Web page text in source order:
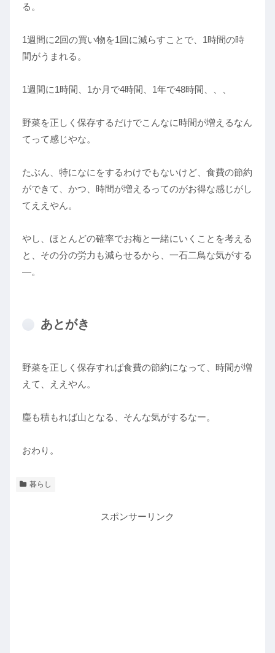
る。
1週間に2回の買い物を1回に減らすことで、1時間の時
間がうまれる。
1週間に1時間、1か月で4時間、1年で48時間、、、
野菜を正しく保存するだけでこんなに時間が増えるなん
てって感じやな。
たぶん、特になにをするわけでもないけど、食費の節約
ができて、かつ、時間が増えるってのがお得な感じがし
てええやん。
やし、ほとんどの確率でお梅と一緒にいくことを考える
と、その分の労力も減らせるから、一石二鳥な気がする
―。
あとがき
野菜を正しく保存すれば食費の節約になって、時間が増
えて、ええやん。
塵も積もれば山となる、そんな気がするなー。
おわり。
暮らし
スポンサーリンク